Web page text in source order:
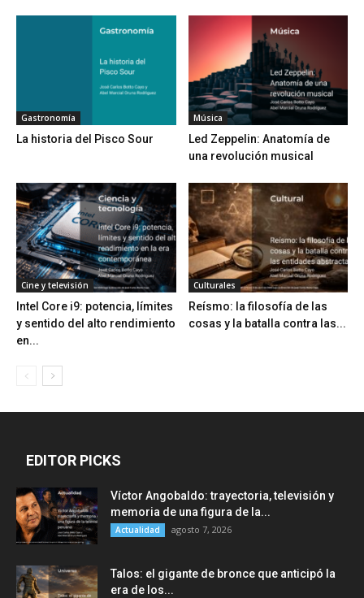
Gastronomía
La historia del Pisco Sour
Música
Led Zeppelin: Anatomía de
una revolución musical
Cine y televisión
Intel Core i9: potencia, límites
y sentido del alto rendimiento
en...
Culturales
Reísmo: la filosofía de las
cosas y la batalla contra las...
EDITOR PICKS
Víctor Angobaldo: trayectoria, televisión y
memoria de una figura de la...
Actualidad agosto 7, 2026
Talos: el gigante de bronce que anticipó la
era de los...